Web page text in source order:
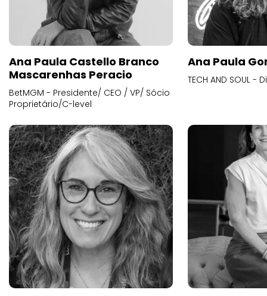
Ana Paula Castello Branco
Mascarenhas Peracio
BetMGM - Presidente/ CEO / VP/ Sócio
Proprietário/C-level
Ana Paula
TECH AND SOUL